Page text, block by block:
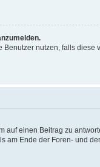
nutzen, falls
einen Beitrag zu
Ende der Foren- und